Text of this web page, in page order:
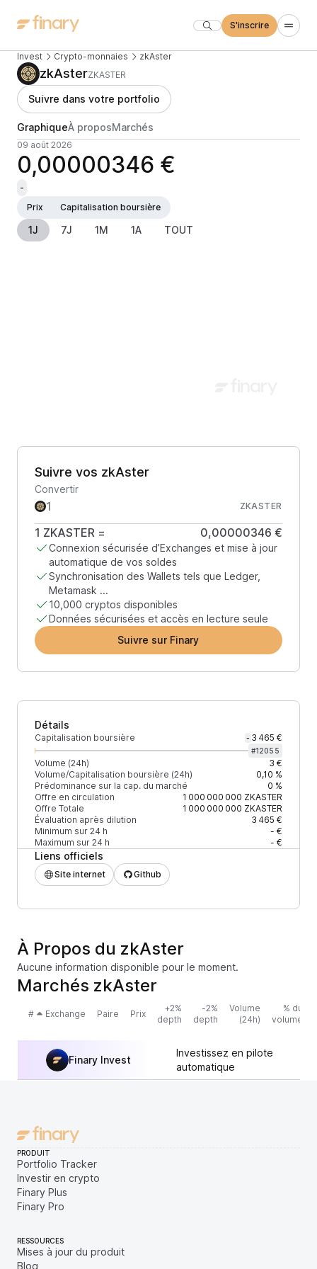
S'inscrire
Invest Crypto-monnaies zkAster
zkAsterZKASTER
Suivre dans votre portfolio
GraphiqueÀ proposMarchés
09 août 2026
0,00000346 €
-
Prix
Capitalisation boursière
1J 7J 1M 1A TOUT
Suivre vos zkAster
Convertir
ZKASTER
1 ZKASTER = 0,00000346 €
Connexion sécurisée d’Exchanges et mise à jour
automatique de vos soldes
Synchronisation des Wallets tels que Ledger,
Metamask ...
10,000 cryptos disponibles
Données sécurisées et accès en lecture seule
Suivre sur Finary
Détails
Capitalisation boursière - 3 465 €
#12055
Volume (24h)
3 €
Volume/Capitalisation boursière (24h)
0,10 %
Prédominance sur la cap. du marché
0 %
Offre en circulation
1 000 000 000 ZKASTER
Offre Totale
1 000 000 000 ZKASTER
Évaluation après dilution
3 465 €
Minimum sur 24 h
- €
Maximum sur 24 h
- €
Liens officiels
Site internet Github
À Propos du zkAster
Aucune information disponible pour le moment.
Marchés zkAster
# Exchange Paire Prix
+2%
depth
-2%
depth
Volume
(24h)
% du
volume
Finary Invest
Investissez en pilote
automatique
PRODUIT
Portfolio Tracker
Investir en crypto
Finary Plus
Finary Pro
RESSOURCES
Mises à jour du produit
Blog